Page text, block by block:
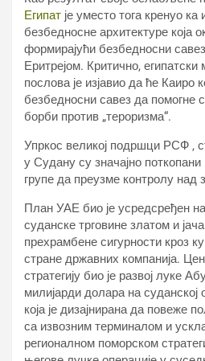
Египат је уместо тога кренуо
безбедносне архитектуре која
формирајући безбедносни
Еритрејом. Критично,
послова је изјавио да ће Каиро
безбедносни савез да помогне
борби против „тероризма“.
Упркос великој подршци РСФ ,
у Судану су значајно
групе да преузме контролу
План УАЕ био је усредсређен
суданске трговине златом и
прехрамбене сигурности кроз
стране државних компанија.
стратегију био је развој луке
милијарди долара на
која је дизајнирана да повеже
са извозним терминалом и
регионалном поморском